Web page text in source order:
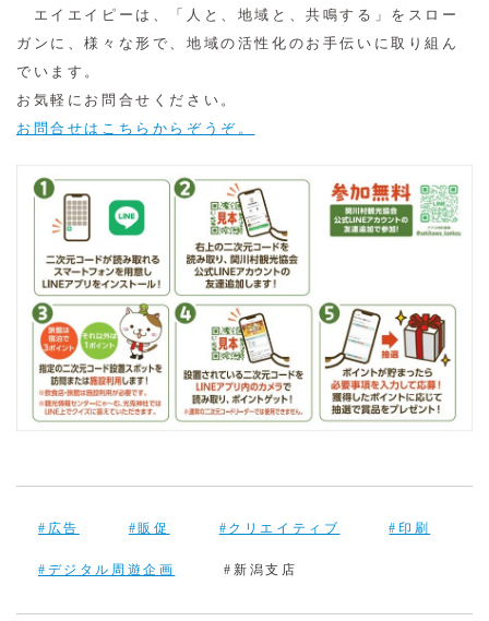
エイエイピーは、「人と、地域と、共鳴する」をスロー
ガンに、様々な形で、地域の活性化のお手伝いに取り組ん
でいます。
お気軽にお問合せください。
お問合せはこちらからぞうぞ。
#広告 #販促 #クリエイティブ #印刷
#デジタル周遊企画 #新潟支店